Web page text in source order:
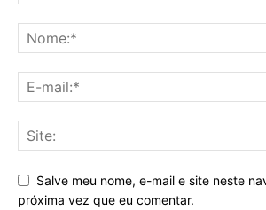
Salve meu nome, e-mail e site neste
próxima vez que eu comentar.